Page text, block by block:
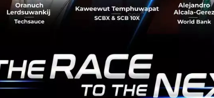
รอบด้านที่ไม่ใช่แค่ภาวะโลกรวน
จับตา 'วิกฤต' ที่ปรากฏใน Ipsos Global Trend 2023 รายงาน
ที่จัดทำขึ้นเป็นพิเศษโดย Ipsos เพื่อให้พวกเราตระหนักรู้และ
มีนาคม 27, 2023| Byadmin
9
Sustainable Focus Ipsos เทรนด์ Polycrisis global trends